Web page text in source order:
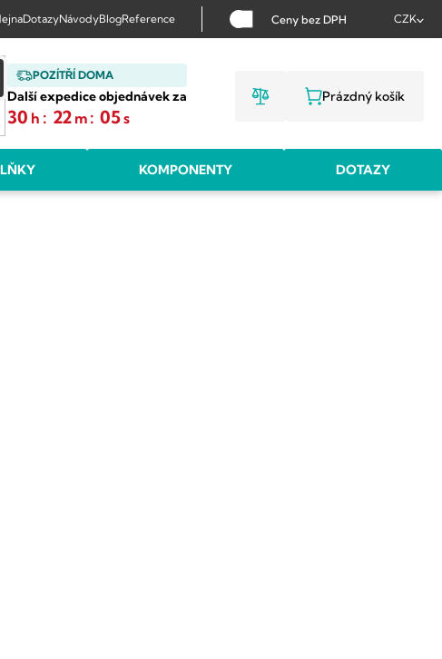
DotazyNávodyBlogReference Ceny bez DPH CZK
POZÍTŘÍ DOMA
Další expedice objednávek za
30 h : 22 m : 04 s
NÁKUPNÍ
Prázdný košík
KOMPONENTY DOTAZY